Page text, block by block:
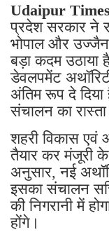
Udaipur
प्रदेश सरकार ने
भोपाल और
बड़ा कदम उठाया
डेवलपमेंट
अंतिम रूप दे
संचालन का
शहरी विकास एवं
तैयार कर मंजूरी
अनुसार, नई
इसका संचालन
की निगरानी में
होंगे।